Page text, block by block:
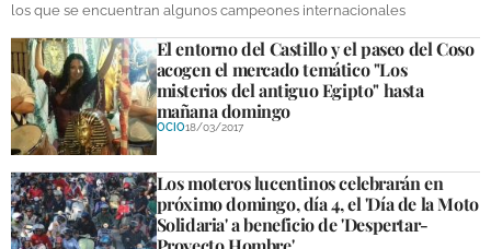
los que se encuentran algunos campeones internacionales
El entorno del Castillo y el paseo del Coso
acogen el mercado temático "Los
misterios del antiguo Egipto" hasta
mañana domingo
OCIO18/03/2017
Los moteros lucentinos celebrarán en
próximo domingo, día 4, el 'Día de la Moto
Solidaria' a beneficio de 'Despertar-